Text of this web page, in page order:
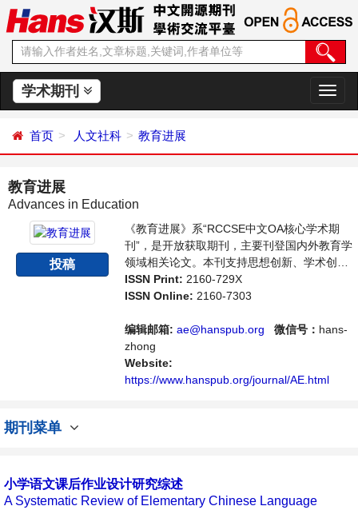
学术期刊
切
换
首页 人文社科 教育进展
教育进展
Advances in Education
投稿
《教育进展》系“RCCSE中文OA核心学术期
刊”，是开放获取期刊，主要刊登国内外教育学
领域相关论文。本刊支持思想创新、学术创
新，倡导科学，繁荣学术，集学术性、思想性
为一体，旨在给世界范围内的科学家、学者、
域内不同方向问题与发展的交流平台。
ISSN Print: 2160-729X
ISSN Online: 2160-7303
编辑邮箱: ae@hanspub.org 微信号： hans-
zhong
Website:
https://www.hanspub.org/journal/AE.html
期刊菜单
小学语文课后作业设计研究综述
A Systematic Review of Elementary Chinese Language